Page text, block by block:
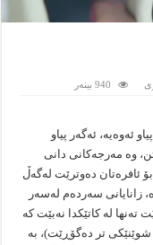
940 بینەر
ئەوەیە، ئەگەر پیاو
وە مەرجەکانى دانى
ئافرەتان دەوترێت لەگەڵ
زانایانى سەردەم لەسەر
لە کاتێکدا نەبێت کە
تر دەگۆڕێت)، بە